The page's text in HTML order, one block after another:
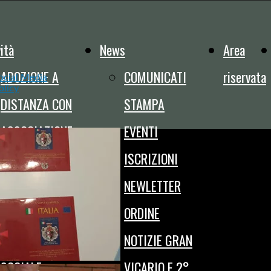
ADOZIONE A
DISTANZA CON
ASSOCIAZIONE
ADOZIONI PER
ADIAID
ASSISTENZA
News
COMUNICATI
STAMPA
EVENTI
ISCRIZIONI
NEWLETTER
ORDINE
NOTIZIE GRAN
Area
riservata
Media